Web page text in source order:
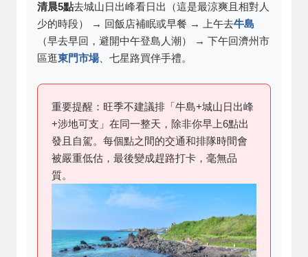
清晨5點去城山日出峰看日出（這是最涼爽且相對人
少的時段） → 回飯店補眠或早餐 → 上午去牛島
（早去早回，避開中午登島人潮） → 下午回濟州市
區逛東門市場、七星路買伴手禮。
重要提醒：旺季不建議排「牛島+城山日出峰
+涉地可支」在同一整天，除非你早上6點出
發且自駕。每個點之間的交通和排隊時間會
被嚴重低估，最後變成趕路打卡，毫無品
質。